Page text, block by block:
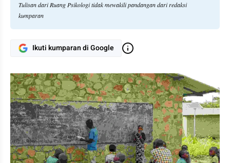
Tulisan dari Ruang Psikologi tidak mewakili pandangan dari redaksi
kumparan
Ikuti kumparan di Google